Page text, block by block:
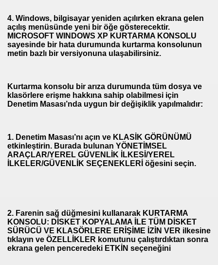
4. Windows, bilgisayar yeniden açılırken ekrana gelen
açılış menüsünde yeni bir öğe gösterecektir.
MICROSOFT WINDOWS XP KURTARMA KONSOLU
sayesinde bir hata durumunda kurtarma konsolunun
metin bazlı bir versiyonuna ulaşabilirsiniz.
Kurtarma konsolu bir arıza durumunda tüm dosya ve
klasörlere erişme hakkına sahip olabilmesi için
Denetim Masası’nda uygun bir değişiklik yapılmalıdır:
1. Denetim Masası’nı açın ve KLASİK GÖRÜNÜMÜ
etkinleştirin. Burada bulunan YÖNETİMSEL
ARAÇLAR/YEREL GÜVENLİK İLKESİ/YEREL
İLKELER/GÜVENLİK SEÇENEKLERİ öğesini seçin.
2. Farenin sağ düğmesini kullanarak KURTARMA
KONSOLU: DİSKET KOPYALAMA İLE TÜM DİSKET
SÜRÜCÜ VE KLASÖRLERE ERİŞİME İZİN VER ilkesine
tıklayın ve ÖZELLİKLER komutunu çalıştırdıktan sonra
ekrana gelen penceredeki ETKİN seçeneğini